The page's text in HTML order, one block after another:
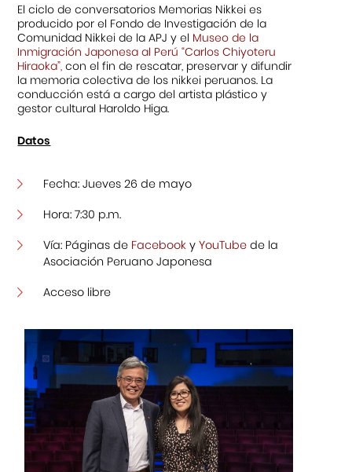
El ciclo de conversatorios Memorias Nikkei es
producido por el Fondo de Investigación de la
Comunidad Nikkei de la APJ y el Museo de la
Inmigración Japonesa al Perú “Carlos Chiyoteru
Hiraoka”, con el fin de rescatar, preservar y difundir
la memoria colectiva de los nikkei peruanos. La
conducción está a cargo del artista plástico y
gestor cultural Haroldo Higa.
Datos
Fecha: Jueves 26 de mayo
Hora: 7:30 p.m.
Vía: Páginas de Facebooky YouTubede la
Asociación Peruano Japonesa
Acceso libre